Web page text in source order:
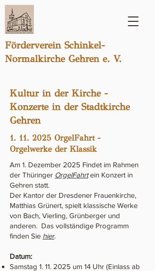
Förderverein Schinkel-
Normalkirche Gehren e. V.
Kultur in der Kirche -
Konzerte in der Stadtkirche
Gehren
1. 11. 2025 OrgelFahrt -
Orgelwerke der Klassik
Am 1. Dezember 2025 Findet im Rahmen
der Thüringer OrgelFahrtein Konzert in
Gehren statt.
Der Kantor der Dresdener Frauenkirche,
Matthias Grünert, spielt klassische Werke
von Bach, Vierling, Grünberger und
anderen. Das vollständige Programm
finden Sie hier.
Datum:
Samstag 1. 11. 2025 um 14 Uhr (Einlass ab